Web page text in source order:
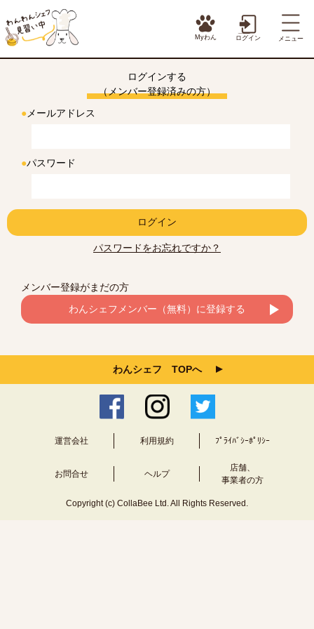
Myわん ログイン メニュー
ログインする
（メンバー登録済みの方）
● メールアドレス
●パスワード
ログイン
パスワードをお忘れですか？
メンバー登録がまだの方
わんシェフメンバー（無料）に登録する
わんシェフ TOPへ
運営会社 利用規約 ﾌﾟﾗｲﾊﾞｼｰﾎﾟﾘｼｰ
お問合せ ヘルプ
店舗、
事業者の方
Copyright (c) CollaBee Ltd. All Rights Reserved.